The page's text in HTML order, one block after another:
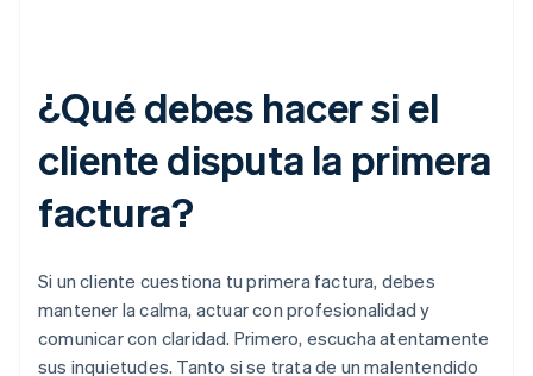
¿Qué debes hacer si el
cliente disputa la primera
factura?
Si un cliente cuestiona tu primera factura, debes
mantener la calma, actuar con profesionalidad y
comunicar con claridad. Primero, escucha atentamente
sus inquietudes. Tanto si se trata de un malentendido